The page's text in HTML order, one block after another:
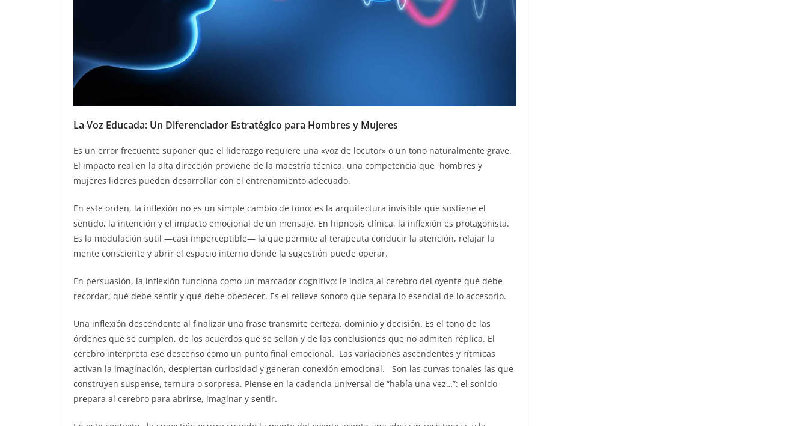
La Voz Educada: Un Diferenciador Estratégico para Hombres y Mujeres
Es un error frecuente suponer que el liderazgo requiere una «voz de locutor» o un tono naturalmente grave.
El impacto real en la alta dirección proviene de la maestría técnica, una competencia que hombres y
mujeres lideres pueden desarrollar con el entrenamiento adecuado.
En este orden, la inflexión no es un simple cambio de tono: es la arquitectura invisible que sostiene el
sentido, la intención y el impacto emocional de un mensaje. En hipnosis clínica, la inflexión es protagonista.
Es la modulación sutil —casi imperceptible— la que permite al terapeuta conducir la atención, relajar la
mente consciente y abrir el espacio interno donde la sugestión puede operar.
En persuasión, la inflexión funciona como un marcador cognitivo: le indica al cerebro del oyente qué debe
recordar, qué debe sentir y qué debe obedecer. Es el relieve sonoro que separa lo esencial de lo accesorio.
Una inflexión descendente al finalizar una frase transmite certeza, dominio y decisión. Es el tono de las
órdenes que se cumplen, de los acuerdos que se sellan y de las conclusiones que no admiten réplica. El
cerebro interpreta ese descenso como un punto final emocional. Las variaciones ascendentes y rítmicas
activan la imaginación, despiertan curiosidad y generan conexión emocional. Son las curvas tonales las que
construyen suspense, ternura o sorpresa. Piense en la cadencia universal de “había una vez…”: el sonido
prepara al cerebro para abrirse, imaginar y sentir.